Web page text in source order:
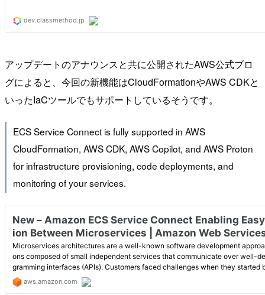
アップデートのアナウンスと共に公開されたAWS公式ブロ
グによると、今回の新機能はCloudFormationやAWS CDKと
いったIaCツールでもサポートしているそうです。
ECS Service Connect is fully supported in AWS
CloudFormation, AWS CDK, AWS Copilot, and AWS Proton
for infrastructure provisioning, code deployments, and
monitoring of your services.